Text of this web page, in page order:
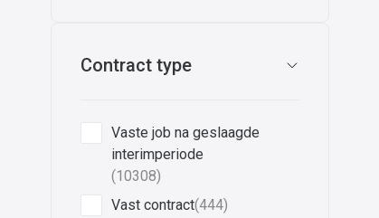
Contract type
Vaste job na geslaagde
interimperiode
(10308)
Vast contract(444)